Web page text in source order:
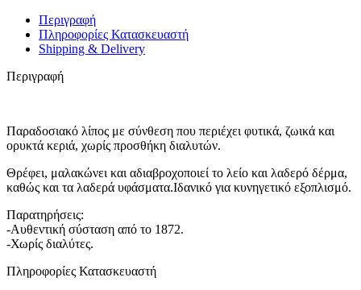
Περιγραφή
Πληροφορίες Κατασκευαστή
Shipping & Delivery
Περιγραφή
Παραδοσιακό λίπος με σύνθεση που περιέχει φυτικά, ζωικά και
ορυκτά κεριά, χωρίς προσθήκη διαλυτών.
Θρέφει, μαλακώνει και αδιαβροχοποιεί το λείο και λαδερό δέρμα,
καθώς και τα λαδερά υφάσματα.Ιδανικό για κυνηγετικό εξοπλισμό.
Παρατηρήσεις:
-Αυθεντική σύσταση από το 1872.
-Χωρίς διαλύτες.
Πληροφορίες Κατασκευαστή